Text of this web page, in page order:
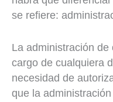
se refiere:
La administración
cargo de cualquiera
necesidad de
que la